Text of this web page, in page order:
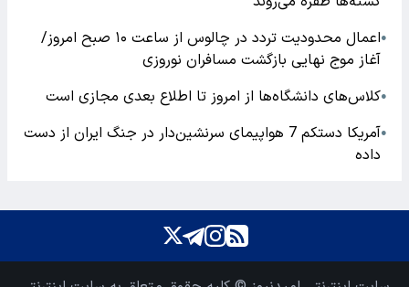
●
اعمال محدودیت تردد در چالوس از ساعت ۱۰ صبح امروز/
آغاز موج نهایی بازگشت مسافران نوروزی
●کلاس‌های دانشگاه‌ها از امروز تا اطلاع بعدی مجازی است
●
آمریکا دستکم 7 هواپیمای سرنشین‌دار در جنگ ایران از دست
داده